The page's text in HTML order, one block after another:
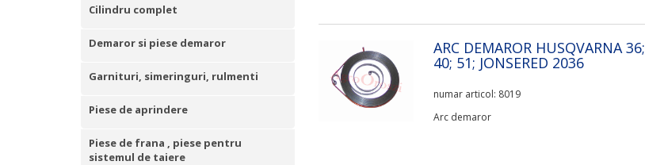
Cilindru complet
Demaror si piese demaror
Garnituri, simeringuri, rulmenti
Piese de aprindere
Piese de frana , piese pentru
sistemul de taiere
ARC DEMAROR HUSQVARNA 36;
40; 51; JONSERED 2036
numar articol: 8019
Arc demaror